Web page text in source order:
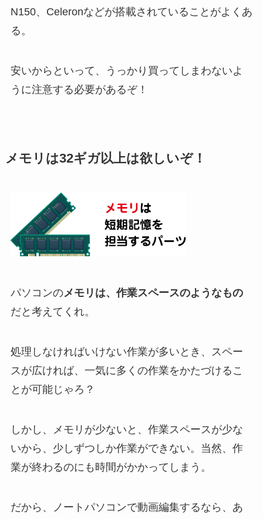
N150、Celeronなどが搭載されていることがよくあ
る。
安いからといって、うっかり買ってしまわないよ
うに注意する必要があるぞ！
メモリは32ギガ以上は欲しいぞ！
パソコンのメモリは、作業スペースのようなもの
だと考えてくれ。
処理しなければいけない作業が多いとき、スペー
スが広ければ、一気に多くの作業をかたづけるこ
とが可能じゃろ？
しかし、メモリが少ないと、作業スペースが少な
いから、少しずつしか作業ができない。当然、作
業が終わるのにも時間がかかってしまう。
だから、ノートパソコンで動画編集するなら、あ